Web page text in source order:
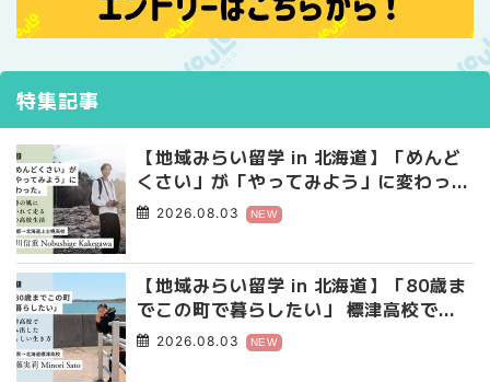
特集記事
【地域みらい留学 in 北海道】「めんど
くさい」が「やってみよう」に変わっ
た。 十勝の風に吹かれて走る、僕の泥
臭くて自由な高校生活
2026.08.03 NEW
【地域みらい留学 in 北海道】「80歳ま
でこの町で暮らしたい」 標津高校で踏
み出した、私らしい生き方
2026.08.03 NEW